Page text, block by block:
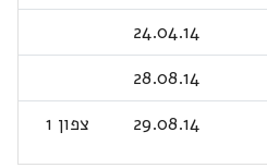
24.04.14
28.08.14
29.08.14 צפון 1